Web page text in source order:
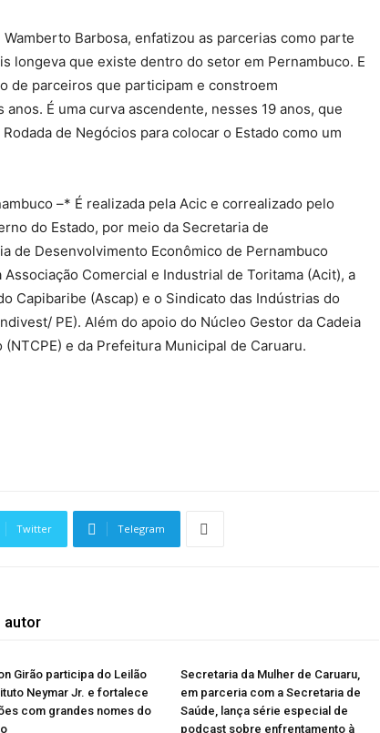
Barbosa, enfatizou as parcerias como parte
longeva que existe dentro do setor em Pernambuco. E
de parceiros que participam e constroem
É uma curva ascendente, nesses 19 anos, que
de Negócios para colocar o Estado como um
–* É realizada pela Acic e correalizado pelo
do Estado, por meio da Secretaria de
de Desenvolvimento Econômico de Pernambuco
Associação Comercial e Industrial de Toritama (Acit), a
Capibaribe (Ascap) e o Sindicato das Indústrias do
PE). Além do apoio do Núcleo Gestor da Cadeia
e da Prefeitura Municipal de Caruaru.
Twitter Telegram
autor
Girão participa do Leilão
Neymar Jr. e fortalece
com grandes nomes do
Secretaria da Mulher de Caruaru,
em parceria com a Secretaria de
Saúde, lança série especial de
podcast sobre enfrentamento à